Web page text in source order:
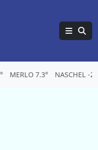
MERLO 7.3° NASCHEL -